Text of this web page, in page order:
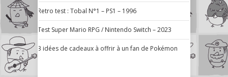
Retro test : Tobal N°1 – PS1 – 1996
Test Super Mario RPG / Nintendo Switch – 2023
3 idées de cadeaux à offrir à un fan de Pokémon